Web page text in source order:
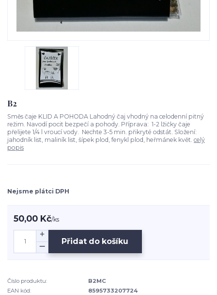
B2
Směs čaje KLID A POHODA Lahodný čaj vhodný na celodenní pitný
režim. Navodí pocit bezpečí a pohody. Příprava: 1-2 lžičky čaje
přelijete 1/4 l vroucí vody. Nechte 3-5 min. přikryté odstát. Složení:
jahodník list, maliník list, šípek plod, fenykl plod, heřmánek květ. celý
popis
Nejsme plátci DPH
50,00 Kč/ks
Přidat do košíku
Číslo produktu:
B2MC
EAN kód:
8595733207724